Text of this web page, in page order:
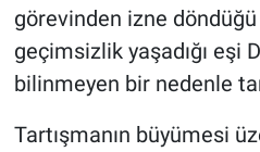
görevinden izne
geçimsizlik yaşadığı eşi
bilinmeyen bir nedenle
Tartışmanın büyümesi